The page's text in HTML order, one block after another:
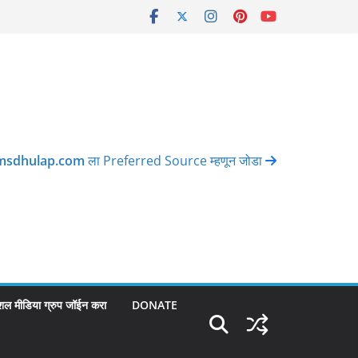
ला Preferred Source म्हणून जोडा
मीडिया ग्रुप जॉईन करा DONATE